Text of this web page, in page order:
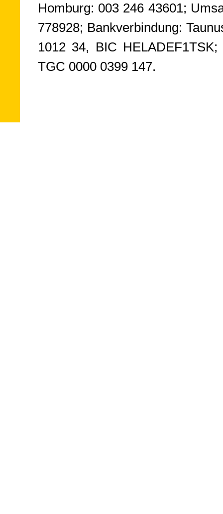
Hom­burg: 003 246 43601;
778­928; Bank­ver­bin­dung:
1012 34, BIC
TGC 0000 0399 147.